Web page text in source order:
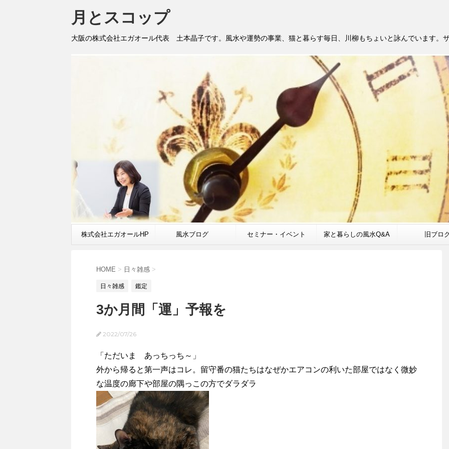
月とスコップ
大阪の株式会社エガオール代表 土本晶子です。風水や運勢の事業、猫と暮らす毎日、川柳もちょいと詠んでいます。
株式会社エガオールHP 風水ブログ セミナー・イベント 家と暮らしの風水Q&A 旧ブロ
HOME > 日々雑感 >
日々雑感 鑑定
3か月間「運」予報を
2022/07/26
「ただいま あっちっち～」
外から帰ると第一声はコレ。留守番の猫たちはなぜかエアコンの利いた部屋ではなく微妙
な温度の廊下や部屋の隅っこの方でダラダラ